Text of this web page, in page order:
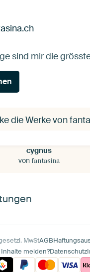
sind mir die
die Werke von
cygnus
von fantasina
MwStAGB
melden?Datenschutz